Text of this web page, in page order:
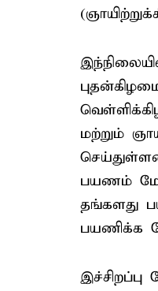
மற்றும்
பயணம்
தங்களது
பயணிக்க